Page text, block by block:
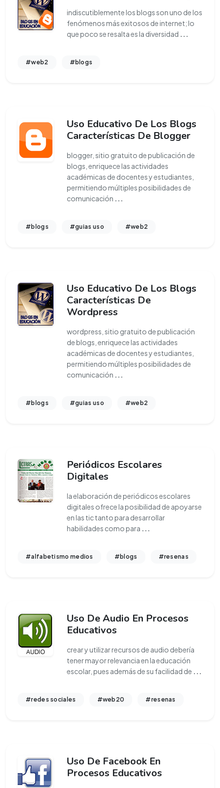
indiscutiblemente los blogs son uno de los
fenómenos más exitosos de internet; lo
que poco se resalta es la diversidad ...
#web2 #blogs
Uso Educativo De Los Blogs
Características De Blogger
blogger, sitio gratuito de publicación de
blogs, enriquece las actividades
académicas de docentes y estudiantes,
permitiendo múltiples posibilidades de
comunicación ...
#blogs #guias uso #web2
Uso Educativo De Los Blogs
Características De
Wordpress
wordpress, sitio gratuito de publicación
de blogs, enriquece las actividades
académicas de docentes y estudiantes,
permitiendo múltiples posibilidades de
comunicación ...
#blogs #guias uso #web2
Periódicos Escolares
Digitales
la elaboración de periódicos escolares
digitales ofrece la posibilidad de apoyarse
en las tic tanto para desarrollar
habilidades como para ...
#alfabetismo medios #blogs #resenas
Uso De Audio En Procesos
Educativos
crear y utilizar recursos de audio debería
tener mayor relevancia en la educación
escolar, pues además de su facilidad de ...
#redes sociales #web20 #resenas
Uso De Facebook En
Procesos Educativos